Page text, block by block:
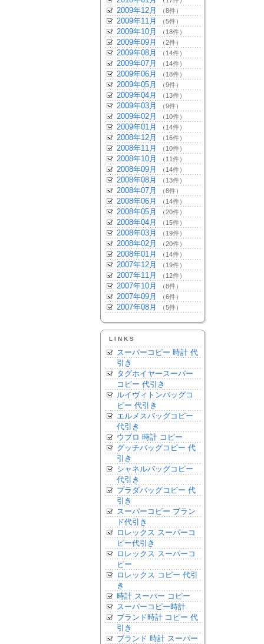
2009年12月 （8件）
2009年11月 （5件）
2009年10月 （18件）
2009年09月 （2件）
2009年08月 （14件）
2009年07月 （14件）
2009年06月 （18件）
2009年05月 （9件）
2009年04月 （13件）
2009年03月 （9件）
2009年02月 （10件）
2009年01月 （14件）
2008年12月 （16件）
2008年11月 （10件）
2008年10月 （11件）
2008年09月 （14件）
2008年08月 （13件）
2008年07月 （8件）
2008年06月 （14件）
2008年05月 （20件）
2008年04月 （15件）
2008年03月 （19件）
2008年02月 （20件）
2008年01月 （14件）
2007年12月 （19件）
2007年11月 （12件）
2007年10月 （8件）
2007年09月 （6件）
2007年08月 （5件）
LINKS
スーパーコピー 時計 代
引き
タグホイヤースーパー
コピー 代引き
ルイヴィトンバッグコ
ピー 代引き
エルメスバッグコピー
代引き
ウブロ 時計 コピー
グッチバッグコピー 代
引き
シャネルバッグコピー
代引き
プラダバッグコピー 代
引き
スーパーコピー ブラン
ド代引き
ロレックス スーパーコ
ピー代引き
ロレックス スーパーコ
ピー
ロレックス コピー 代引
き
時計 スーパー コピー
スーパーコピー時計
ブランド時計 コピー 代
引き
ブランド 時計 スーパー